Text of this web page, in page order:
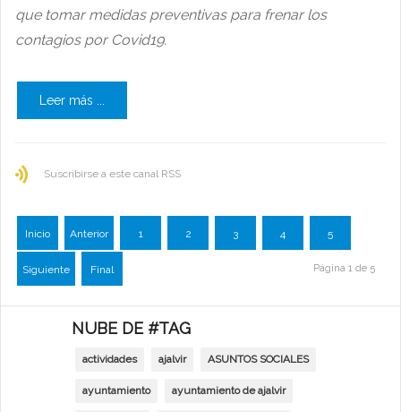
que tomar medidas preventivas para frenar los
contagios por Covid19.
Leer más ...
Suscribirse a este canal RSS
Inicio Anterior 1 2 3 4 5
Siguiente Final Página 1 de 5
NUBE DE #TAG
actividades ajalvir ASUNTOS SOCIALES
ayuntamiento ayuntamiento de ajalvir